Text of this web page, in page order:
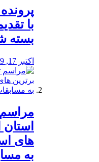
با
بسته
اکتبر 17, 2019
مراسم
استان
های
به